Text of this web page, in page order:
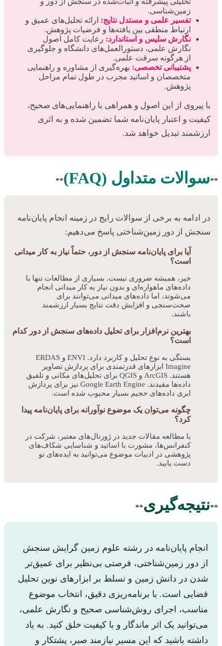
زمین‌شناسی.
تفسیر علمی و مستدل نتایج: ارائه تحلیل‌های عمیق و
ارتباط منطقی بین یافته‌ها و فرضیات پژوهش.
نگارش سلیس و استاندارد: رعایت کامل اصول
نگارش علمی، دستورالعمل‌های دانشگاه و جلوگیری
از هرگونه سرقت علمی.
پشتیبانی تخصصی: بهره‌گیری از مشاوره و راهنمایی
متخصصان و اساتید مجرب در طول تمام مراحل
پژوهش.
با پیروی از این اصول و همراهی با راهنمایی‌های صحیح،
کیفیت و اعتبار پایان‌نامه شما تضمین شده و به اثری
ارزشمند تبدیل خواهد شد.
**سوالات متداول (FAQ) **
در ادامه به برخی از سوالات رایج در زمینه انجام پایان‌نامه
سنجش از دور زمین‌شناختی پاسخ می‌دهیم:
آیا برای پایان‌نامه سنجش از دور، حتماً نیاز به کار میدانی
است؟
خیر، همیشه ضروری نیست. بسیاری از مطالعات تنها با
داده‌های ماهواره‌ای و بدون نیاز به کار میدانی انجام
می‌شوند، اما داده‌های میدانی می‌توانند برای
صحت‌سنجی و افزایش دقت نتایج بسیار ارزشمند
باشند.
بهترین نرم‌افزار برای تحلیل داده‌های سنجش از دور کدام
است؟
بستگی به نوع تحلیل و کاربرد دارد. ENVI و ERDAS
Imagine ابزارهای قدرتمندی برای پردازش تصاویر
هستند. ArcGIS و QGIS برای تحلیل‌های مکانی و تلفیق
داده‌ها مفیدند. Google Earth Engine نیز برای پردازش
ابری داده‌های حجیم بسیار محبوب شده است.
چگونه می‌توان یک موضوع نوآورانه برای پایان‌نامه پیدا
کرد؟
با مطالعه مقالات جدید در ژورنال‌های معتبر، شرکت در
کنفرانس‌ها، مشورت با اساتید و شناسایی شکاف‌های
پژوهشی در ادبیات موضوع می‌توانید به ایده‌های نو
دست یابید.
**نتیجه‌گیری**
انجام پایان‌نامه در رشته علوم زمین گرایش سنجش
از دور زمین‌شناختی، فرصتی بی‌نظیر برای عمیق‌تر
شدن در دانش زمین و تسلط بر ابزارهای نوین تحلیل
فضایی است. با برنامه‌ریزی دقیق، انتخاب موضوع
مناسب، اجرای روش‌شناسی صحیح و نگارش علمی،
می‌توانید یک اثر ماندگار و با کیفیت خلق کنید. به یاد
داشته باشید که این مسیر نیازمند صبر، پشتکار و